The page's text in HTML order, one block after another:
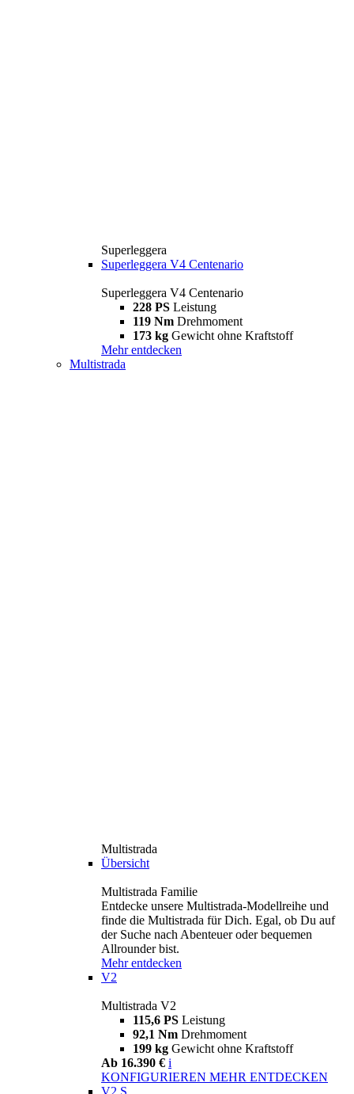
Superleggera
Superleggera V4 Centenario
Superleggera V4 Centenario
228 PS Leistung
119 Nm Drehmoment
173 kg Gewicht ohne Kraftstoff
Mehr entdecken
Multistrada
Multistrada
Übersicht
Multistrada Familie
Entdecke unsere Multistrada-Modellreihe und
finde die Multistrada für Dich. Egal, ob Du auf
der Suche nach Abenteuer oder bequemen
Allrounder bist.
Mehr entdecken
V2
Multistrada V2
115,6 PS Leistung
92,1 Nm Drehmoment
199 kg Gewicht ohne Kraftstoff
Ab 16.390 € i
KONFIGURIEREN MEHR ENTDECKEN